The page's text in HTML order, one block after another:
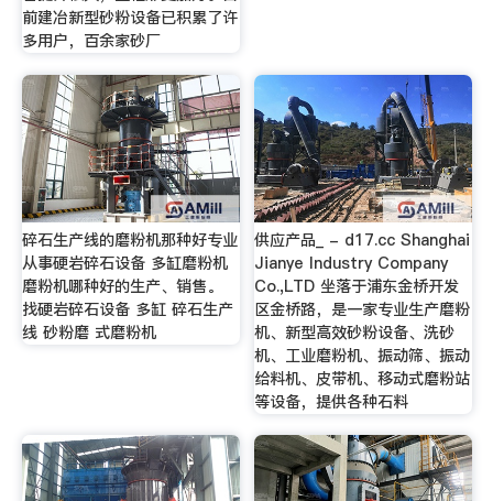
前建冶新型砂粉设备已积累了许
多用户，百余家砂厂
碎石生产线的磨粉机那种好专业
从事硬岩碎石设备 多缸磨粉机
磨粉机哪种好的生产、销售。
找硬岩碎石设备 多缸 碎石生产
线 砂粉磨 式磨粉机
供应产品_ - d17.cc Shanghai
Jianye Industry Company
Co.,LTD 坐落于浦东金桥开发
区金桥路，是一家专业生产磨粉
机、新型高效砂粉设备、洗砂
机、工业磨粉机、振动筛、振动
给料机、皮带机、移动式磨粉站
等设备，提供各种石料